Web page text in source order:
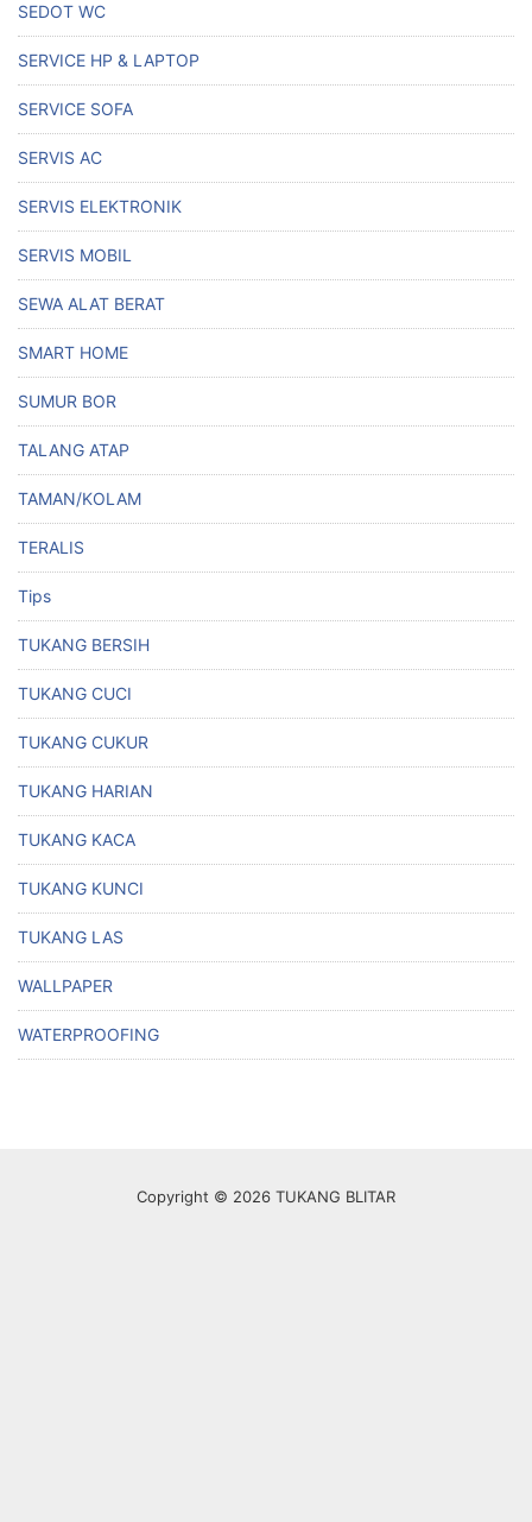
SEDOT WC
SERVICE HP & LAPTOP
SERVICE SOFA
SERVIS AC
SERVIS ELEKTRONIK
SERVIS MOBIL
SEWA ALAT BERAT
SMART HOME
SUMUR BOR
TALANG ATAP
TAMAN/KOLAM
TERALIS
Tips
TUKANG BERSIH
TUKANG CUCI
TUKANG CUKUR
TUKANG HARIAN
TUKANG KACA
TUKANG KUNCI
TUKANG LAS
WALLPAPER
WATERPROOFING
Copyright © 2026 TUKANG BLITAR